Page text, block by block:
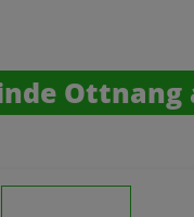
Ottnang